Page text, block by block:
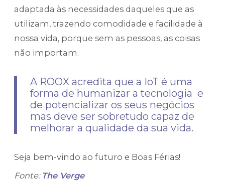
adaptada às necessidades daqueles que as
utilizam, trazendo comodidade e facilidade à
nossa vida, porque sem as pessoas, as coisas
não importam.
A ROOX acredita que a IoT é uma
forma de humanizar a tecnologia e
de potencializar os seus negócios
mas deve ser sobretudo capaz de
melhorar a qualidade da sua vida.
Seja bem-vindo ao futuro e Boas Férias!
Fonte: The Verge